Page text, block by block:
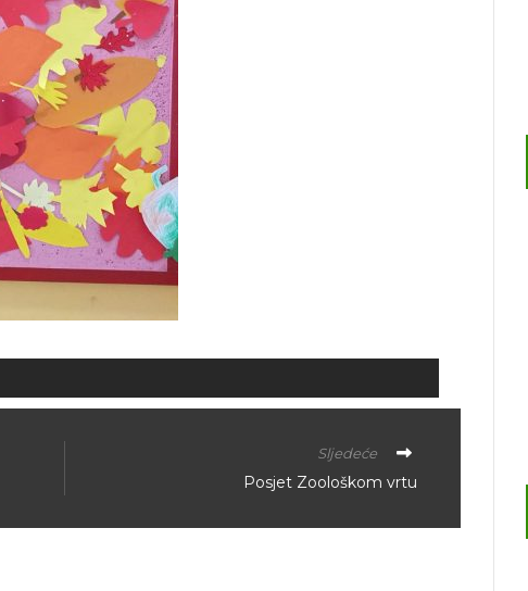
Sljedeće
Posjet Zoološkom vrtu